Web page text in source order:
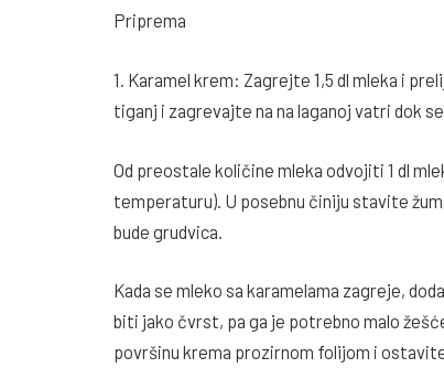
Priprema
1. Karamel krem: Zagrejte 1,5 dl mleka i
tiganj i zagrevajte na na laganoj vatri dok
Od preostale količine mleka odvojiti 1 dl
temperaturu). U posebnu činiju stavite
bude grudvica.
Kada se mleko sa karamelama zagreje,
biti jako čvrst, pa ga je potrebno malo
površinu krema prozirnom folijom i